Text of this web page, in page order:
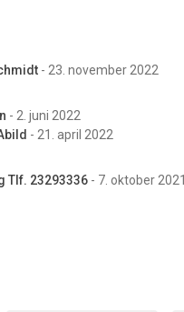
- 23. november 2022
- 2. juni 2022
- 21. april 2022
Tlf. 23293336 - 7. oktober 2021